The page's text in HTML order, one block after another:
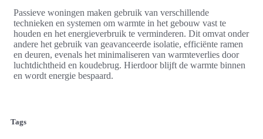
Passieve woningen maken gebruik van verschillende
technieken en systemen om warmte in het gebouw vast te
houden en het energieverbruik te verminderen. Dit omvat onder
andere het gebruik van geavanceerde isolatie, efficiënte ramen
en deuren, evenals het minimaliseren van warmteverlies door
luchtdichtheid en koudebrug. Hierdoor blijft de warmte binnen
en wordt energie bespaard.
Tags